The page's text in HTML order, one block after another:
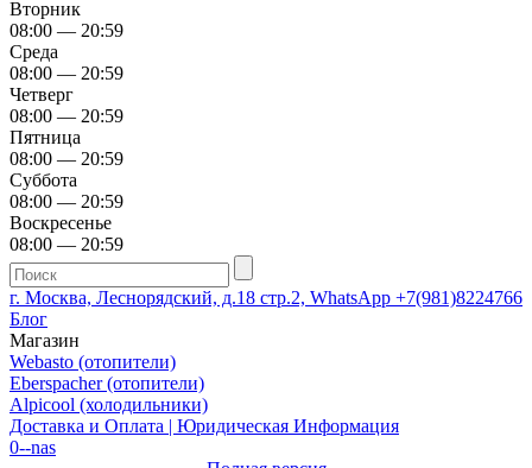
Вторник
08:00 — 20:59
Среда
08:00 — 20:59
Четверг
08:00 — 20:59
Пятница
08:00 — 20:59
Суббота
08:00 — 20:59
Воскресенье
08:00 — 20:59
г. Москва, Леснорядский, д.18 стр.2, WhatsApp +7(981)8224766
Блог
Магазин
Webasto (отопители)
Eberspacher (отопители)
Alpicool (холодильники)
Доставка и Оплата | Юридическая Информация
0--nas